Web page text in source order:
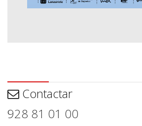
Contactar
928 81 01 00